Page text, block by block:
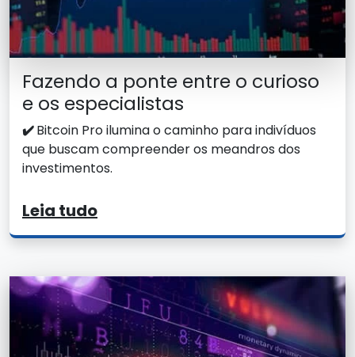
Fazendo a ponte entre o curioso
e os especialistas
✔️Bitcoin Pro ilumina o caminho para indivíduos
que buscam compreender os meandros dos
investimentos.
Leia tudo